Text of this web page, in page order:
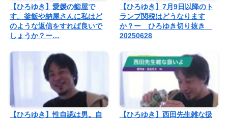
【ひろゆき】愛媛の鮨屋で
す。釜飯や納屋さんに私はど
のような返信をすれば良いで
しょうか？ー…
【ひろゆき】7月9日以降のト
ランプ関税はどうなります
か？ー ひろゆき切り抜き
20250628
【ひろゆき】性自認は男。自
【ひろゆき】西田先生雑な扱